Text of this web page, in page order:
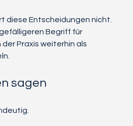
diese Entscheidungen nicht.
Begriff für
Praxis weiterhin als
sagen